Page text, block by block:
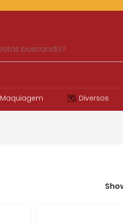
Maquiagem Diversos